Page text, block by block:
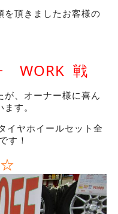
を頂きましたお客様の
WORK 戦
が、オーナー様に喜ん
す。
イヤホイールセット全
す！
☆